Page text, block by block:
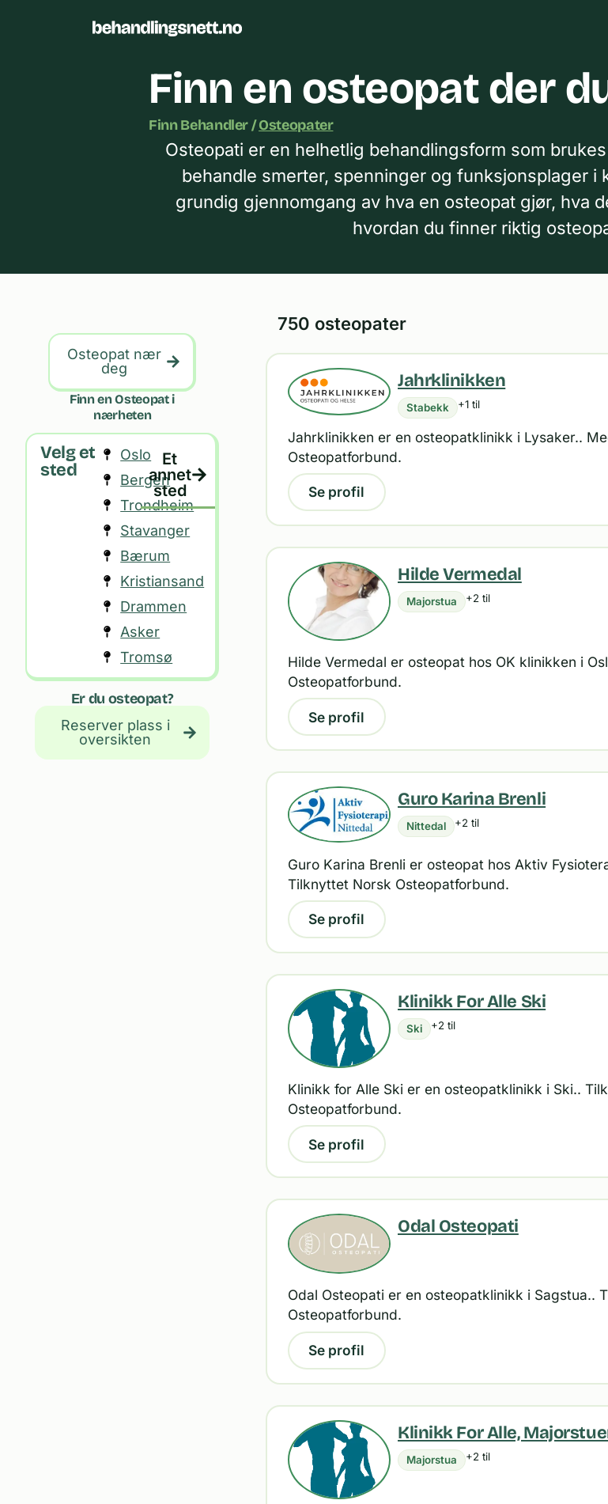
Finn en osteopat der
Finn Behandler /Osteopater
Osteopati er en helhetlig behandlingsform som
behandle smerter, spenninger og funksjonsplager i
grundig gjennomgang av hva en osteopat gjør, hva
hvordan du finner riktig
Osteopat nær
deg
Finn en Osteopat i
nærheten
Velg et
sted
Oslo
Bergen
Trondheim
Stavanger
Bærum
Kristiansand
Drammen
Asker
Tromsø
Et
annet
sted
Er du osteopat?
Reserver plass i
oversikten
750 osteopater
Jahrklinikken
Stabekk +1 til
Jahrklinikken er en osteopatklinikk i Lysaker..
Osteopatforbund.
Se profil
Hilde Vermedal
Majorstua +2 til
Hilde Vermedal er osteopat hos OK klinikken i
Osteopatforbund.
Se profil
Guro Karina Brenli
Nittedal +2 til
Guro Karina Brenli er osteopat hos Aktiv
Tilknyttet Norsk Osteopatforbund.
Se profil
Klinikk For Alle Ski
Ski +2 til
Klinikk for Alle Ski er en osteopatklinikk i Ski..
Osteopatforbund.
Se profil
Odal Osteopati
Odal Osteopati er en osteopatklinikk i Sagstua..
Osteopatforbund.
Se profil
Klinikk For Alle,
Majorstua +2 til